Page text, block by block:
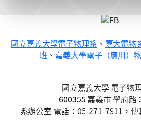
國立嘉義大學電子物理系 、 嘉大電物
班 、 嘉義大學電子（應用）
國立嘉義大學 電子物
600355 嘉義市學府路
系辦公室 電話：05-271-7911，